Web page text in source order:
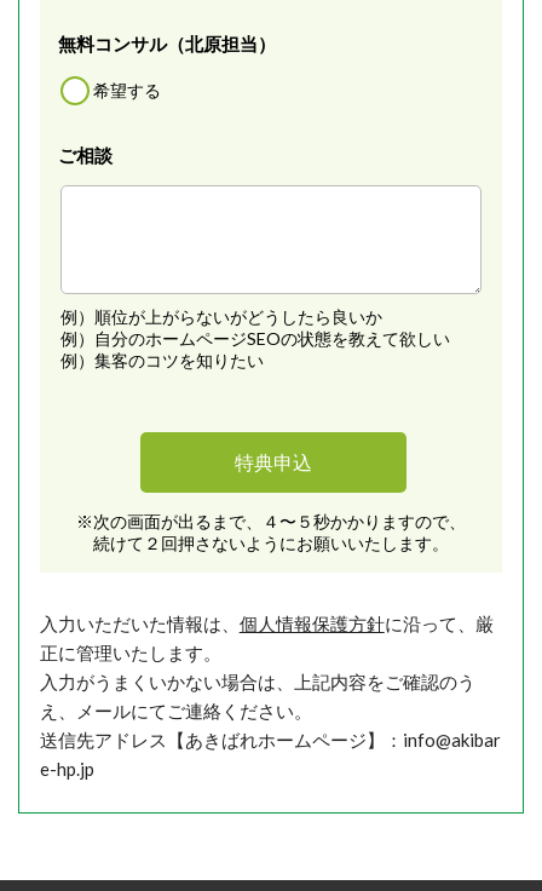
無料コンサル（北原担当）
希望する
ご相談
例）順位が上がらないがどうしたら良いか
例）自分のホームページSEOの状態を教えて欲しい
例）集客のコツを知りたい
※次の画面が出るまで、４〜５秒かかりますので、
続けて２回押さないようにお願いいたします。
入力いただいた情報は、 個人情報保護方針に沿って、厳
正に管理いたします。
入力がうまくいかない場合は、上記内容をご確認のう
え、メールにてご連絡ください。
送信先アドレス【あきばれホームページ】：info@akibar
e-hp.jp